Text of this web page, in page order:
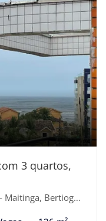
3 quartos,
Bertioga-SP